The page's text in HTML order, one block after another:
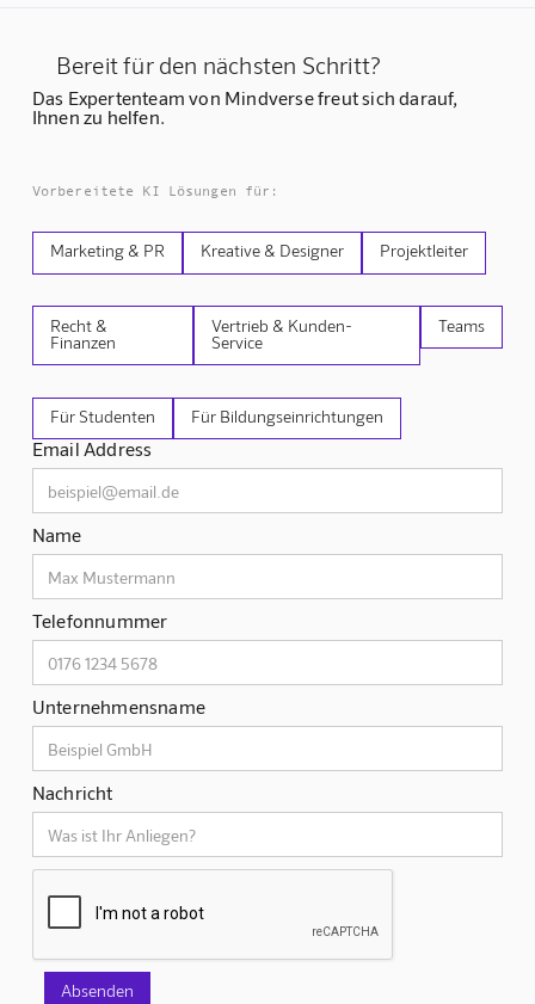
Bereit für den nächsten Schritt?
Das Expertenteam von Mindverse freut sich darauf,
Ihnen zu helfen.
Vorbereitete KI Lösungen für:
Marketing & PR Kreative & Designer Projektleiter
Recht &
Finanzen
Vertrieb & Kunden-
Service
Teams
Für Studenten Für Bildungseinrichtungen
Email Address
Name
Telefonnummer
Unternehmensname
Nachricht